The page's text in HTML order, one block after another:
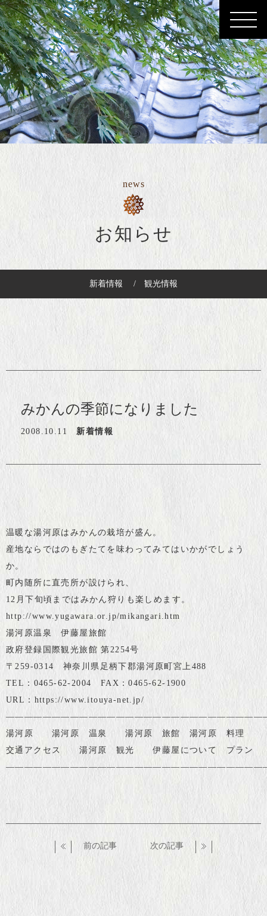
news
お知らせ
新着情報 観光情報
みかんの季節になりました
2008.10.11新着情報
温暖な湯河原はみかんの栽培が盛ん。
産地ならではのもぎたてを味わってみてはいかがでしょう
か。
町内随所に直売所が設けられ、
12月下旬頃まではみかん狩りも楽しめます。
http://www.yugawara.or.jp/mikangari.htm
湯河原温泉 伊藤屋旅館
政府登録国際観光旅館 第2254号
〒259-0314 神奈川県足柄下郡湯河原町宮上488
TEL：0465-62-2004 FAX：0465-62-1900
URL： https://www.itouya-net.jp/
湯河原
湯河原 温泉 湯河原 旅館
湯河原 料理
交通アクセス
湯河原 観光 伊藤屋について
プラン
前の記事 次の記事